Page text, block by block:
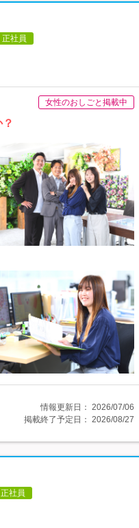
正社員
女性のおしごと掲載中
情報更新日： 2026/07/06
掲載終了予定日： 2026/08/27
正社員